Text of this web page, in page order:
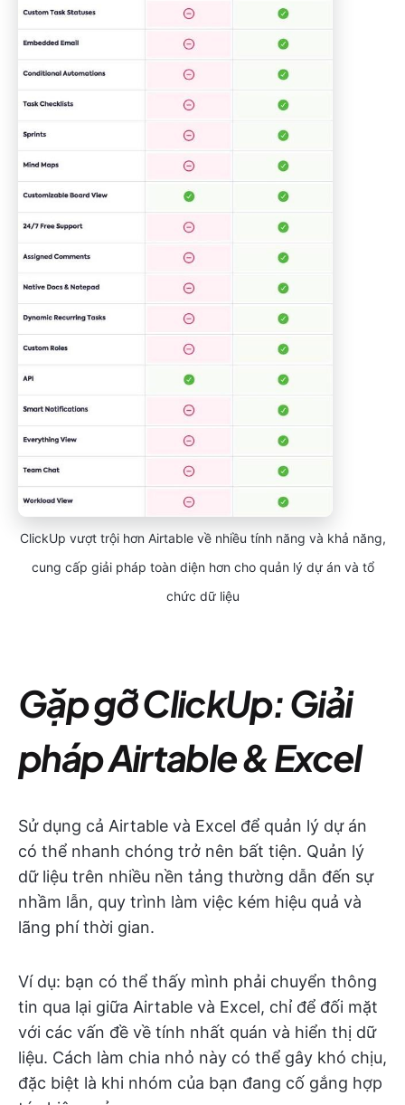
ClickUp vượt trội hơn Airtable về nhiều tính năng và khả năng,
cung cấp giải pháp toàn diện hơn cho quản lý dự án và tổ
chức dữ liệu
Gặp gỡ ClickUp: Giải
pháp Airtable & Excel
Sử dụng cả Airtable và Excel để quản lý dự án
có thể nhanh chóng trở nên bất tiện. Quản lý
dữ liệu trên nhiều nền tảng thường dẫn đến sự
nhầm lẫn, quy trình làm việc kém hiệu quả và
lãng phí thời gian.
Ví dụ: bạn có thể thấy mình phải chuyển thông
tin qua lại giữa Airtable và Excel, chỉ để đối mặt
với các vấn đề về tính nhất quán và hiển thị dữ
liệu. Cách làm chia nhỏ này có thể gây khó chịu,
đặc biệt là khi nhóm của bạn đang cố gắng hợp